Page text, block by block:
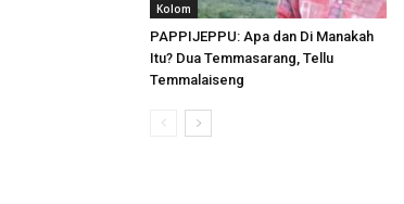
Kolom
PAPPIJEPPU: Apa dan Di Manakah
Itu? Dua Temmasarang, Tellu
Temmalaiseng